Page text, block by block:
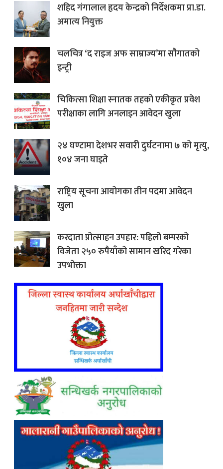
शहिद गंगालाल हृदय केन्द्रको निर्देशकमा प्रा.डा.
अमात्य नियुक्त
चलचित्र ‘द राइज अफ साम्राज्य’मा सौगातको
इन्ट्री
चिकित्सा शिक्षा स्नातक तहको एकीकृत प्रवेश
परीक्षाका लागि अनलाइन आवेदन खुला
२४ घण्टामा देशभर सवारी दुर्घटनामा ७ को मृत्यु,
१०४ जना घाइते
राष्ट्रिय सूचना आयोगका तीन पदमा आवेदन
खुला
करदाता प्रोत्साहन उपहार: पहिलो बम्परको
विजेता २५० रुपैयाँको सामान खरिद गरेका
उपभोक्ता